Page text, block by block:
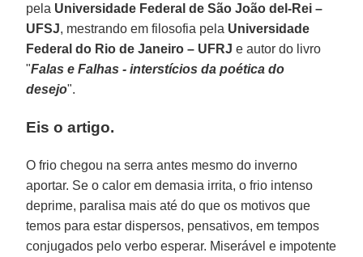
pela Universidade Federal de São João del-Rei –
UFSJ, mestrando em filosofia pela Universidade
Federal do Rio de Janeiro – UFRJ e autor do livro
"Falas e Falhas - interstícios da poética do
desejo".
Eis o artigo.
O frio chegou na serra antes mesmo do inverno
aportar. Se o calor em demasia irrita, o frio intenso
deprime, paralisa mais até do que os motivos que
temos para estar dispersos, pensativos, em tempos
conjugados pelo verbo esperar. Miserável e impotente